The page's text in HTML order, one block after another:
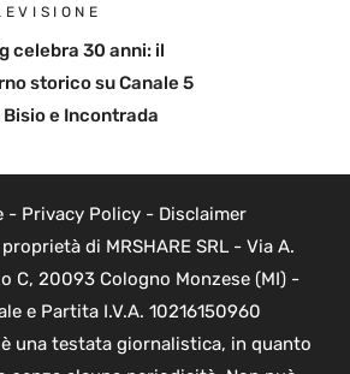
celebra 30 anni: il
storico su Canale 5
e Incontrada
- Privacy Policy- Disclaimer
di MRSHARE SRL - Via A.
C, 20093 Cologno Monzese (MI) -
e Partita I.V.A. 10216150960
una testata giornalistica, in quanto